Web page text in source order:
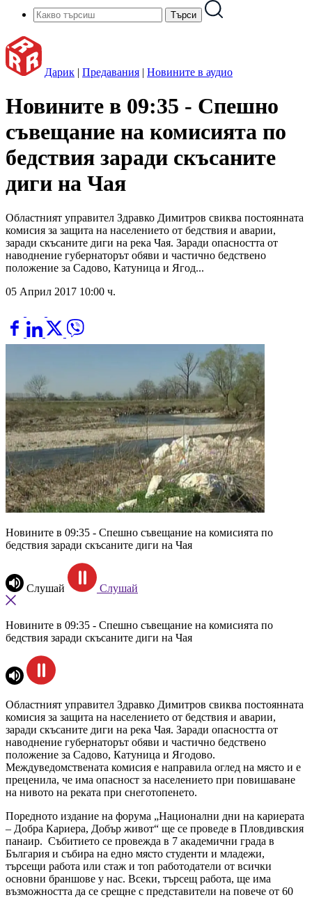
Дарик | Предавания | Новините в аудио
Новините в 09:35 - Спешно
съвещание на комисията по
бедствия заради скъсаните
диги на Чая
Областният управител Здравко Димитров свиква постоянната
комисия за защита на населението от бедствия и аварии,
заради скъсаните диги на река Чая. Заради опасността от
наводнение губернаторът обяви и частично бедствено
положение за Садово, Катуница и Ягод...
05 Април 2017 10:00 ч.
Новините в 09:35 - Спешно съвещание на комисията по
бедствия заради скъсаните диги на Чая
Слушай Слушай
Новините в 09:35 - Спешно съвещание на комисията по
бедствия заради скъсаните диги на Чая
Областният управител Здравко Димитров свиква постоянната
комисия за защита на населението от бедствия и аварии,
заради скъсаните диги на река Чая. Заради опасността от
наводнение губернаторът обяви и частично бедствено
положение за Садово, Катуница и Ягодово.
Междуведомствената комисия е направила оглед на място и е
преценила, че има опасност за населението при повишаване
на нивото на реката при снеготопенето.
Поредното издание на форума „Национални дни на кариерата
– Добра Кариера, Добър живот“ ще се проведе в Пловдивския
панаир. Събитието се провежда в 7 академични града в
България и събира на едно място студенти и младежи,
търсещи работа или стаж и топ работодатели от всички
основни браншове у нас. Всеки, търсещ работа, ще има
възможността да се срещне с представители на повече от 60